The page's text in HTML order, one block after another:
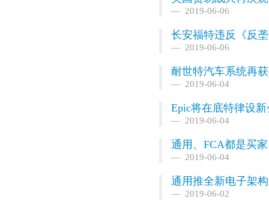
2019-06-06
长安福特违反《反
2019-06-06
耐世特汽车系统再
2019-06-04
Epic将在底特律设
2019-06-04
通用、FCA都是买
2019-06-04
通用推全新电子架
2019-06-02